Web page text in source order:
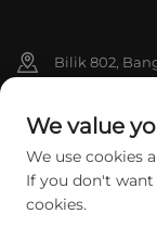
Bilik 802,
+86-
[email
We value
We use cookies
If you don't want
cookies.